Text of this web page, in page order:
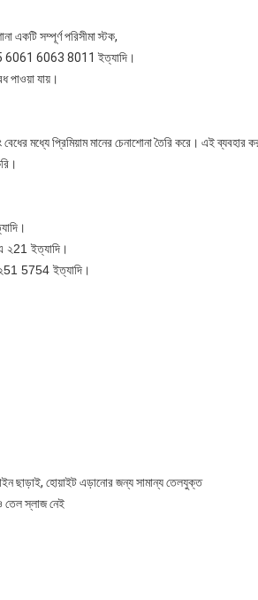
একটি সম্পূর্ণ পরিসীমা স্টক,
6063 8011 ইত্যাদি।
পাওয়া যায়।
মধ্যে প্রিমিয়াম মানের চেনাশোনা তৈরি করে। এই
ইত্যাদি।
5754 ইত্যাদি।
ছাড়াই, হোয়াইট এড়ানোর জন্য সামান্য তেলযুক্ত
তেল স্লাজ নেই